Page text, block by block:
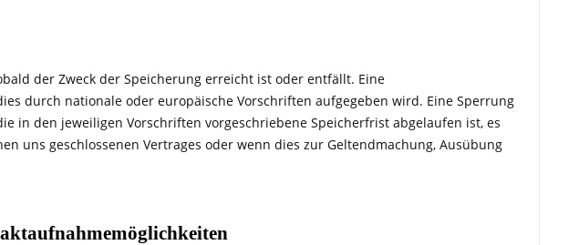
der Zweck der Speicherung erreicht ist oder entfällt. Eine
durch nationale oder europäische Vorschriften aufgegeben wird. Eine Sperrung
in den jeweiligen Vorschriften vorgeschriebene Speicherfrist abgelaufen ist, es
uns geschlossenen Vertrages oder wenn dies zur Geltendmachung, Ausübung